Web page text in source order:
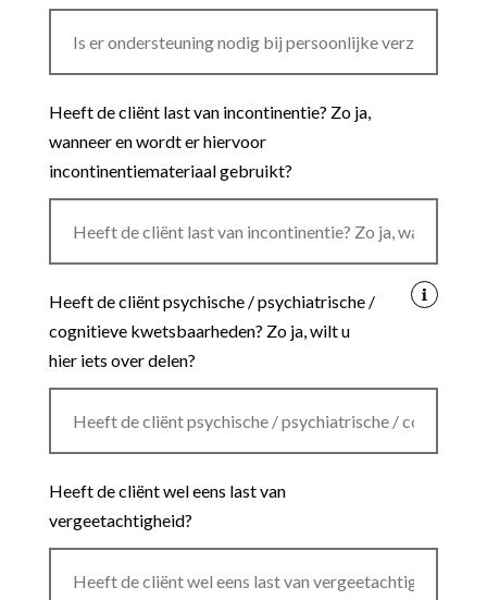
Heeft de cliënt last van incontinentie? Zo ja,
wanneer en wordt er hiervoor
incontinentiemateriaal gebruikt?
Heeft de cliënt psychische / psychiatrische /
cognitieve kwetsbaarheden? Zo ja, wilt u
hier iets over delen?
Heeft de cliënt wel eens last van
vergeetachtigheid?